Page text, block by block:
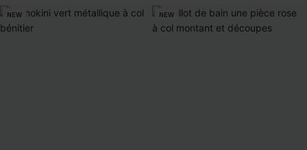
NEW NEW